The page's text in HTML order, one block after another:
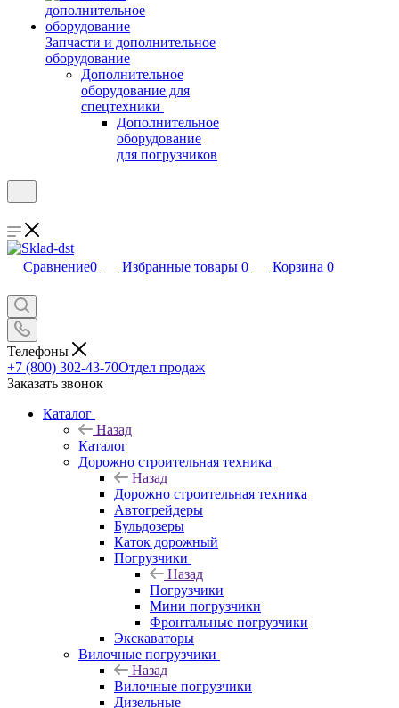
Запчасти и дополнительное
оборудование
Дополнительное
оборудование для
спецтехники
Дополнительное
оборудование
для погрузчиков
Сравнение0 Избранные товары 0 Корзина 0
Телефоны
+7 (800) 302-43-70Отдел продаж
Заказать звонок
Каталог
Назад
Каталог
Дорожно строительная техника
Назад
Дорожно строительная техника
Автогрейдеры
Бульдозеры
Каток дорожный
Погрузчики
Назад
Погрузчики
Мини погрузчики
Фронтальные погрузчики
Экскаваторы
Вилочные погрузчики
Назад
Вилочные погрузчики
Дизельные